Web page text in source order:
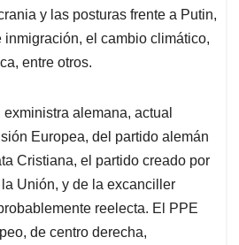
y las posturas frente a Putin,
inmigración, el cambio climático,
entre otros.
alemana, actual
Europea, del partido alemán
Cristiana, el partido creado por
Unión, y de la excanciller
reelecta. El PPE
de centro derecha,